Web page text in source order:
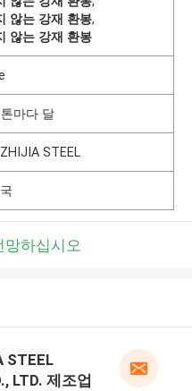
않는 강재 환봉,
않는 강재 환봉
마다 달
STEEL
망하십시오
STEEL
LTD. 제조업